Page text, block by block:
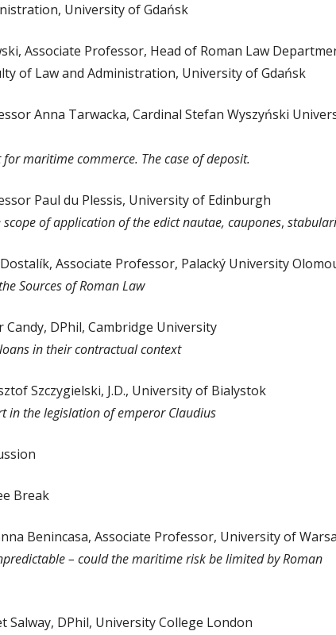
University of Gdańsk
Associate Professor, Head of Roman Law
of Law and Administration, University of Gdańsk
Anna Tarwacka, Cardinal Stefan Wyszyński
maritime commerce. The case of deposit.
Paul du Plessis, University of Edinburgh
of application of the edict nautae, caupones,
Associate Professor, Palacký University
Sources of Roman Law
Candy, DPhil, Cambridge University
in their contractual context
Szczygielski, J.D., University of Bialystok
in the legislation of emperor Claudius
Break
Benincasa, Associate Professor, University of
– could the maritime risk be limited by Roman
Salway, DPhil, University College London